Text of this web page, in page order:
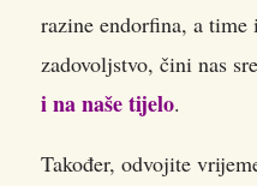
razine endorfina, a time
zadovoljstvo, čini nas
i na naše tijelo.
Također, odvojite